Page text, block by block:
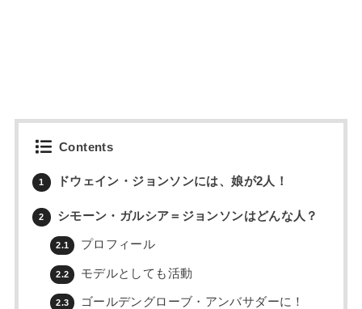
Contents
1 ドウェイン・ジョンソンには、娘が2人！
2 シモーン・ガルシア＝ジョンソンはどんな人？
2.1 プロフィール
2.2 モデルとしても活動
2.3 ゴールデングローブ・アンバサダーに！